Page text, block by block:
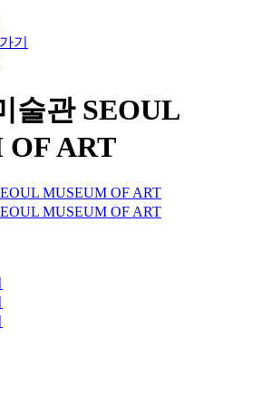
기
술관 SEOUL
OF ART